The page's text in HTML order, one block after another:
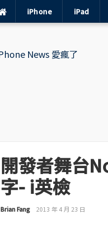
iPhone iPad
開發者舞台
字- i英檢
Brian Fang 2013 年 4 月 23 日